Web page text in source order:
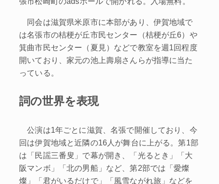
同会は滋賀県米原市に本部があり、伊賀地域で
は名張市の桔梗が丘市民センター（桔梗が丘6）や
箕曲市民センター（夏見）などで教室を週1回程度
開いており、家元の池上壽扇さんらが指導に当た
っている。
詞の世界を表現
公演は1年ごとに滋賀、名張で開催しており、今
回は伊賀地域と近隣の16人が舞台に上がる。第1部
は「民謡三番叟」で幕が開き、「光るとき」「大
阪マンボ」「北の男船」など、第2部では「愛燦
燦」「君がいるだけで」「風雪ながれ旅」などを